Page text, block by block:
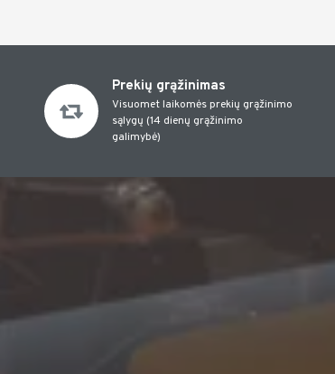
Prekių grąžinimas
Visuomet laikomės prekių grąžinimo
sąlygų (14 dienų grąžinimo
galimybė)